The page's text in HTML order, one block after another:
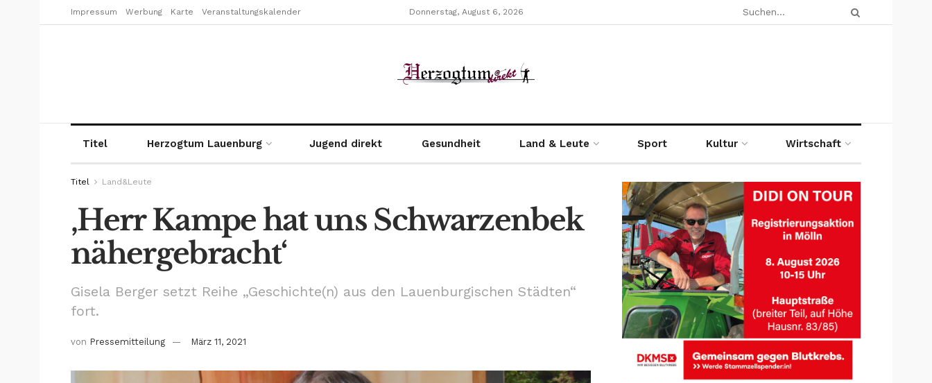
Impressum Werbung Karte Veranstaltungskalender Donnerstag, August 6, 2026
Titel Herzogtum Lauenburg Jugend direkt Gesundheit Land & Leute Sport Kultur Wirtschaft
Titel Land&Leute
‚Herr Kampe hat uns Schwarzenbek
nähergebracht‘
Gisela Berger setzt Reihe „Geschichte(n) aus den Lauenburgischen Städten“
fort.
von Pressemitteilung März 11, 2021